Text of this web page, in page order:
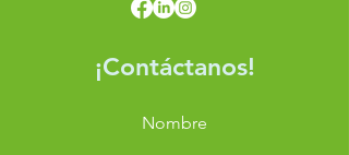
¡Contáctanos!
Nombre